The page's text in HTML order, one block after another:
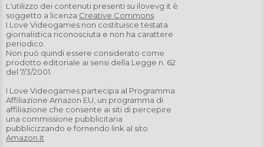
L'utilizzo dei contenuti presenti su ilovevg.it è
soggetto a licenza Creative Commons
I Love Videogames non costituisce testata
giornalistica riconosciuta e non ha carattere
periodico.
Non può quindi essere considerato come
prodotto editoriale ai sensi della Legge n. 62
del 7/3/2001.
I Love Videogames partecipa al Programma
Affiliazione Amazon EU, un programma di
affiliazione che consente ai siti di percepire
una commissione pubblicitaria
pubblicizzando e fornendo link al sito
Amazon.it